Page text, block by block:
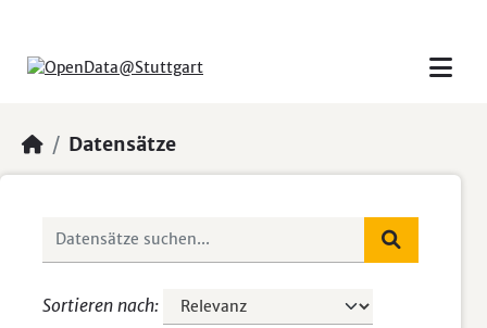
Datensätze
Sortieren nach